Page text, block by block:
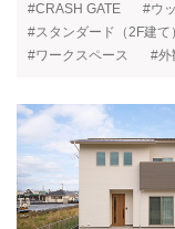
#CRASH GATE #ウ
#スタンダード（2F建て）
#ワークスペース
#外